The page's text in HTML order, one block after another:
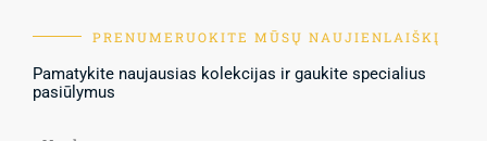
PRENUMERUOKITE MŪSŲ NAUJIENLAIŠKĮ
Pamatykite naujausias kolekcijas ir gaukite specialius
pasiūlymus